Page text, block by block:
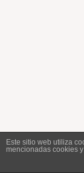
Este sitio web utiliza
mencionadas cookies